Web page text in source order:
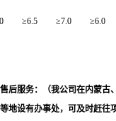
≥6.5 ≥7.0 ≥6.0
后服务：
（我公司在内蒙古
地设有办事处，可及时赶往